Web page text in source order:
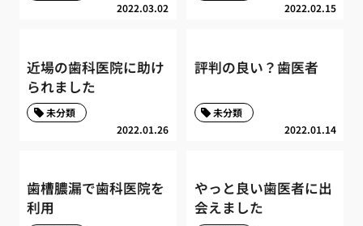
2022.03.02 2022.02.15
近場の歯科医院に助け
られました
2022.01.26
未分類
評判の良い？歯医者
2022.01.14
未分類
歯槽膿漏で歯科医院を
利用
やっと良い歯医者に出
会えました